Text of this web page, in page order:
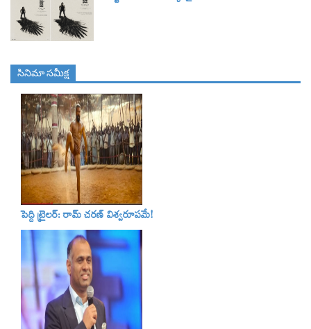
సినిమా స‌మీక్ష
పెద్ది ట్రైలర్‌: రామ్‌ చరణ్‌ విశ్వరూపమే!